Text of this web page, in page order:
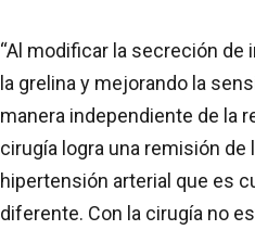
“Al modificar la secreción de
la grelina y mejorando la
manera independiente de la
cirugía logra una remisión de
hipertensión arterial que es
diferente. Con la cirugía no